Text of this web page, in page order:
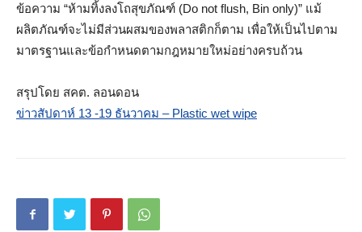
ข้อความ “ห้ามทิ้งลงโถสุขภัณฑ์ (Do not flush, Bin only)” แม้
ผลิตภัณฑ์จะไม่มีส่วนผสมของพลาสติกก็ตาม เพื่อให้เป็นไปตาม
มาตรฐานและข้อกำหนดตามกฎหมายใหม่อย่างครบถ้วน
สรุปโดย สคต. ลอนดอน
ข่าวสัปดาห์ 13 -19 ธันวาคม – Plastic wet wipe